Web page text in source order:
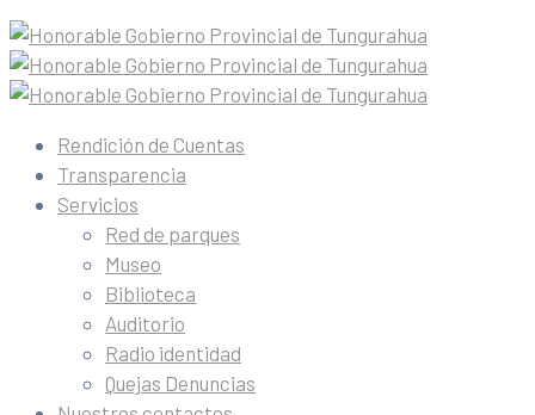
Rendición de Cuentas
Transparencia
Servicios
Red de parques
Museo
Biblioteca
Auditorio
Radio identidad
Quejas Denuncias